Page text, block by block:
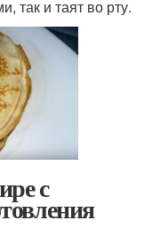
так и таят во рту.
с